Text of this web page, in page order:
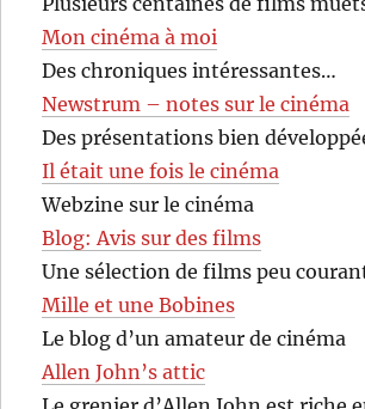
Mon cinéma à moi
Des chroniques intéressantes…
Newstrum – notes sur le cinéma
Des présentations bien
Il était une fois le cinéma
Webzine sur le cinéma
Blog: Avis sur des films
Une sélection de films peu
Mille et une Bobines
Le blog d’un amateur de cinéma
Allen John’s attic